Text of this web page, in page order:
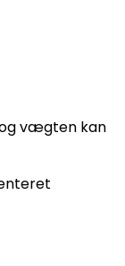
vægten kan